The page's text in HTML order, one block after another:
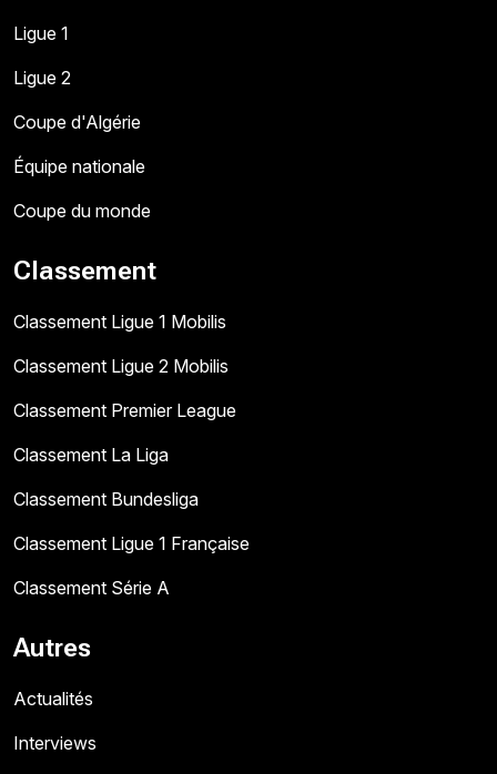
Ligue 1
Ligue 2
Coupe d'Algérie
Équipe nationale
Coupe du monde
Classement
Classement Ligue 1 Mobilis
Classement Ligue 2 Mobilis
Classement Premier League
Classement La Liga
Classement Bundesliga
Classement Ligue 1 Française
Classement Série A
Autres
Actualités
Interviews